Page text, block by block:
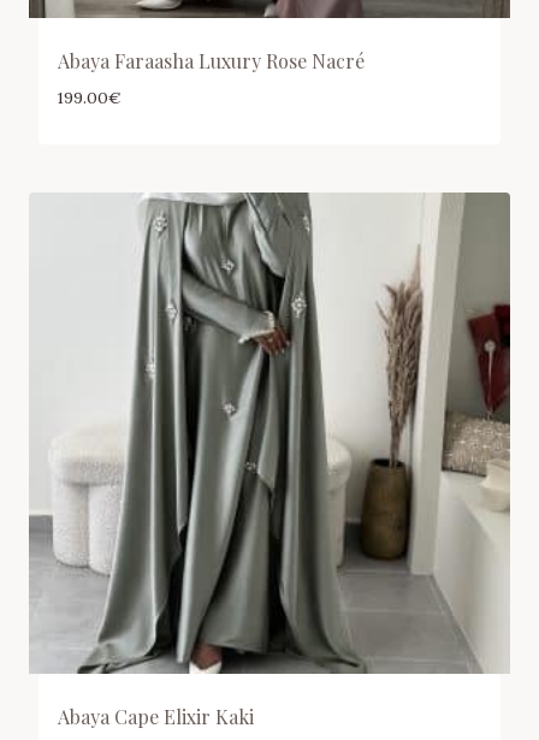
Abaya Faraasha Luxury Rose Nacré
199.00€
Abaya Cape Elixir Kaki